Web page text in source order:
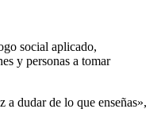
social aplicado,
y personas a tomar
a dudar de lo que enseñas»,